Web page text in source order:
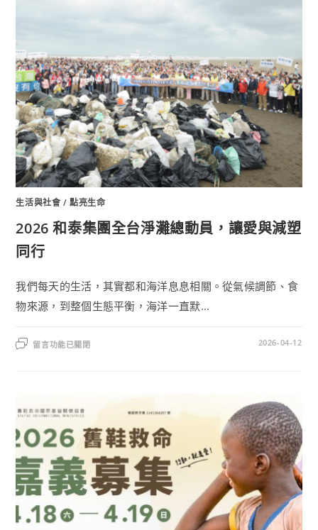
生活與社會/點亮生命
2026 和泰集團全台淨灘總動員，讓愛與減塑
同行
我們每天的生活，其實都和海洋息息相關。從氣候調節、食
物來源，到整個生態平衡，海洋一直默...
留言功能已關閉 2026-04-12